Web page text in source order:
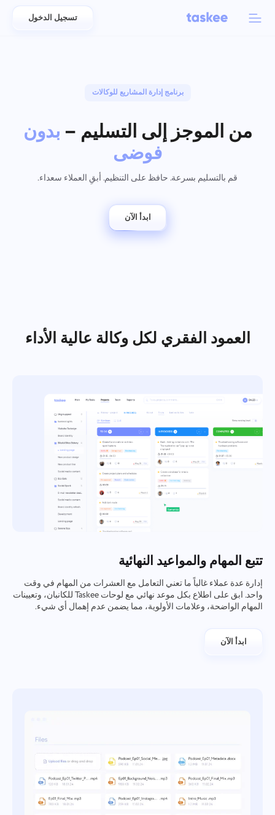
Azərbaycan
日本語
Bahasa Indonesia
Deutsch
עברית
Italiano
中文 (中国)
Kiswahili
Português
Русский
Oʻzbek
ไทย
تسجيل الدخول
برنامج إدارة المشاريع للوكالات
من الموجز إلى التسليم – بدون
فوضى
قم بالتسليم بسرعة. حافظ على التنظيم. أبقِ العملاء سعداء.
ابدأ الآن
العمود الفقري لكل وكالة عالية الأداء
تتبع المهام والمواعيد النهائية
إدارة عدة عملاء غالباً ما تعني التعامل مع العشرات من المهام في وقت
واحد. ابق على اطلاع بكل موعد نهائي مع لوحات Taskee للكانبان، وتعيينات
المهام الواضحة، وعلامات الأولوية، مما يضمن عدم إهمال أي شيء.
ابدأ الآن
عرض جميع الميزات
تتبع وقت المهام، ومراقبة الزملاء، وإضافة الوقت يدويًا
توزيع الموارد باستخدام تقارير الوقت المستغرق لكل مشروع
إدارة المهام على لوحة كانبان، تصفية المهام وتوسيع اللوحة
إدارة المشاريع
إدارة معلومات المشروع (الحالات/العلامات) وأنشطة الفريق في
العمل الجماعي
الصناعات